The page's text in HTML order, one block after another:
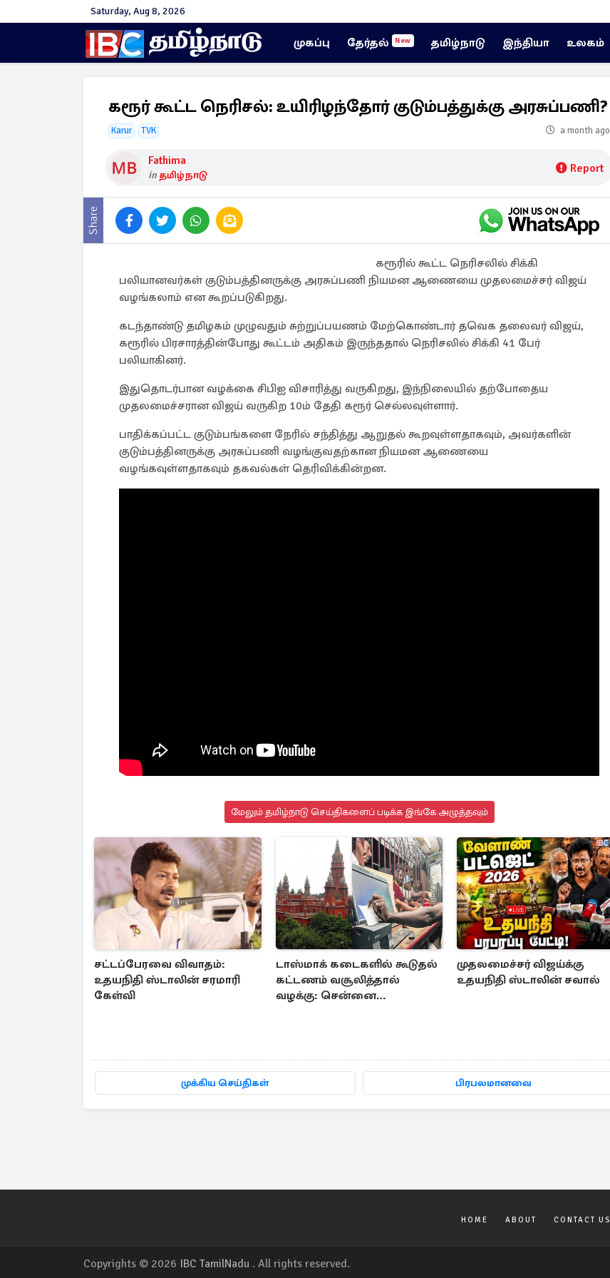
Saturday, Aug 8, 2026
முகப்பு தேர்தல் New தமிழ்நாடு இந்தியா உலகம்
கரூர் கூட்ட நெரிசல்: உயிரிழந்தோர் குடும்பத்துக்கு அரசுப்பணி?
Karur TVK a month ago
Fathima
in தமிழ்நாடு Report
Share
கரூரில் கூட்ட நெரிசலில் சிக்கி
பலியானவர்கள் குடும்பத்தினருக்கு அரசுப்பணி நியமன ஆணையை முதலமைச்சர் விஜய்
வழங்கலாம் என கூறப்படுகிறது.
கடந்தாண்டு தமிழகம் முழுவதும் சுற்றுப்பயணம் மேற்கொண்டார் தவெக தலைவர் விஜய்,
கரூரில் பிரசாரத்தின்போது கூட்டம் அதிகம் இருந்ததால் நெரிசலில் சிக்கி 41 பேர்
பலியாகினர்.
இதுதொடர்பான வழக்கை சிபிஐ விசாரித்து வருகிறது, இந்நிலையில் தற்போதைய
முதலமைச்சரான விஜய் வருகிற 10ம் தேதி கரூர் செல்லவுள்ளார்.
பாதிக்கப்பட்ட குடும்பங்களை நேரில் சந்தித்து ஆறுதல் கூறவுள்ளதாகவும், அவர்களின்
குடும்பத்தினருக்கு அரசுப்பணி வழங்குவதற்கான நியமன ஆணையை
வழங்கவுள்ளதாகவும் தகவல்கள் தெரிவிக்கின்றன.
மேலும் தமிழ்நாடு செய்திகளைப் படிக்க இங்கே அழுத்தவும்
சட்டப்பேரவை விவாதம்:
உதயநிதி ஸ்டாலின் சரமாரி
கேள்வி
டாஸ்மாக் கடைகளில் கூடுதல்
கட்டணம் வசூலித்தால்
வழக்கு: சென்னை
முதலமைச்சர் விஜய்க்கு
உதயநிதி ஸ்டாலின் சவால்
முக்கிய செய்திகள் பிரபலமானவை
HOME ABOUT CONTACT US
Copyrights © 2026 IBC TamilNadu . All rights reserved.